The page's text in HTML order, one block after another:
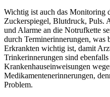
Wichtig ist auch das Monitoring
Zuckerspiegel, Blutdruck, Puls.
und Alarme an die Notrufkette
durch Terminerinnerungen, was
Erkrankten wichtig ist, damit
Trinkerinnerungen sind
Krankenhauseinweisungen
Medikamentenerinnerungen,
Problem.